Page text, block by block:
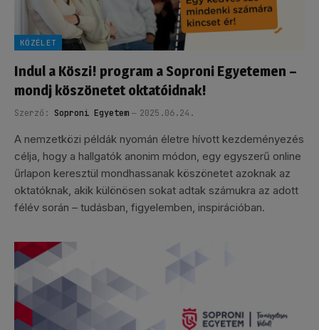
KÖZÉLET
Indul a Köszi! program a Soproni Egyetemen –
mondj köszönetet oktatóidnak!
Szerző: Soproni Egyetem 2025.06.24.
A nemzetközi példák nyomán életre hívott kezdeményezés
célja, hogy a hallgatók anonim módon, egy egyszerű online
űrlapon keresztül mondhassanak köszönetet azoknak az
oktatóknak, akik különösen sokat adtak számukra az adott
félév során – tudásban, figyelemben, inspirációban.